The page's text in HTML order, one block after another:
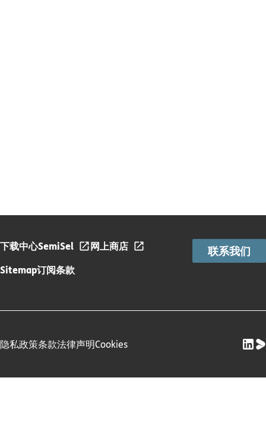
下载中心SemiSel
网上商店
Sitemap订阅条款
联系我们
隐私政策条款法律声明Cookies